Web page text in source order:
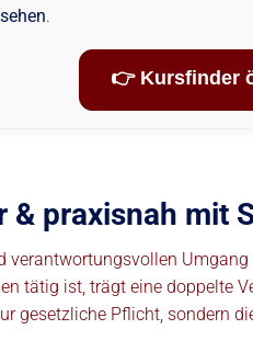
.
👉 Kursfinder
praxisnah mit
verantwortungsvollen
tätig ist, trägt eine doppelte
gesetzliche Pflicht, sondern